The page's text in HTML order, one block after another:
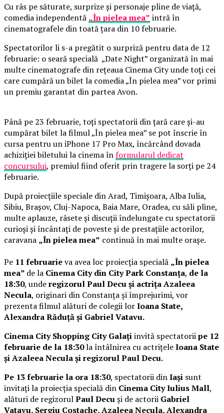
Cu râs pe săturate, surprize și personaje pline de viață,
comedia independentă „În pielea mea” intră în
cinematografele din toată țara din 10 februarie.
Spectatorilor li s-a pregătit o surpriză pentru data de 12
februarie: o seară specială „Date Night” organizată în mai
multe cinematografe din rețeaua Cinema City unde toți cei
care cumpără un bilet la comedia „În pielea mea” vor primi
un premiu garantat din partea Avon.
Până pe 23 februarie, toți spectatorii din țară care și-au
cumpărat bilet la filmul „În pielea mea” se pot înscrie în
cursa pentru un iPhone 17 Pro Max, încărcând dovada
achiziției biletului la cinema înformularul dedicat
concursului, premiul fiind oferit prin tragere la sorți pe 24
februarie.
După proiecțiile speciale din Arad, Timișoara, Alba Iulia,
Sibiu, Brașov, Cluj-Napoca, Baia Mare, Oradea, cu săli pline,
multe aplauze, râsete și discuții îndelungate cu spectatorii
curioși și încântați de poveste și de prestațiile actorilor,
caravana „În pielea mea” continuă în mai multe orașe.
Pe 11 februarieva avea loc proiecția specială „În pielea
mea” de la Cinema City din City Park Constanța, de la
18:30, underegizorul Paul Decu și actrița Azaleea
Necula, originari din Constanța și împrejurimi, vor
prezenta filmul alături de colegii lorIoana State,
Alexandra Răduță și Gabriel Vatavu.
Cinema City Shopping City Galațiinvită spectatoriipe 12
februarie de la 18:30la întâlnirea cu actrițeleIoana State
și Azaleea Necula și regizorul Paul Decu.
Pe 13 februarie la ora 18:30, spectatorii dinIași sunt
invitați la proiecția specială din Cinema City Iulius Mall,
alături de regizorulPaul Decuși de actorii Gabriel
Vatavu, Sergiu Costache, Azaleea Necula, Alexandra